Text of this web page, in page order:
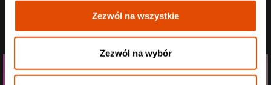
Zezwól na wszystkie
Zezwól na wybór